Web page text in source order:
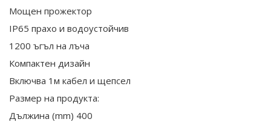
Мощен прожектор
IP65 прахо и водоустойчив
1200 ъгъл на лъча
Компактен дизайн
Включва 1м кабел и щепсел
Размер на продукта:
Дължина (mm) 400